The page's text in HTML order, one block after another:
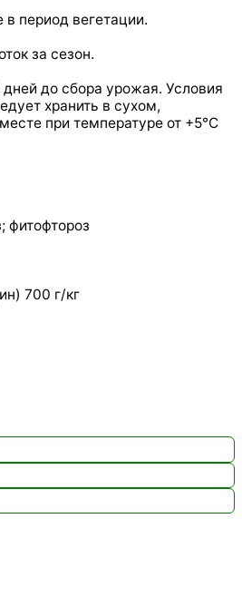
период вегетации.
за сезон.
до сбора урожая. Условия
хранить в сухом,
при температуре от +5°С
фитофтороз
700 г/кг